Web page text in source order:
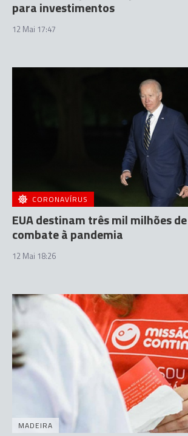
para investimentos
12 Mai 17:47
CORONAVÍRUS
EUA destinam três mil milhões
combate à pandemia
12 Mai 18:26
MADEIRA